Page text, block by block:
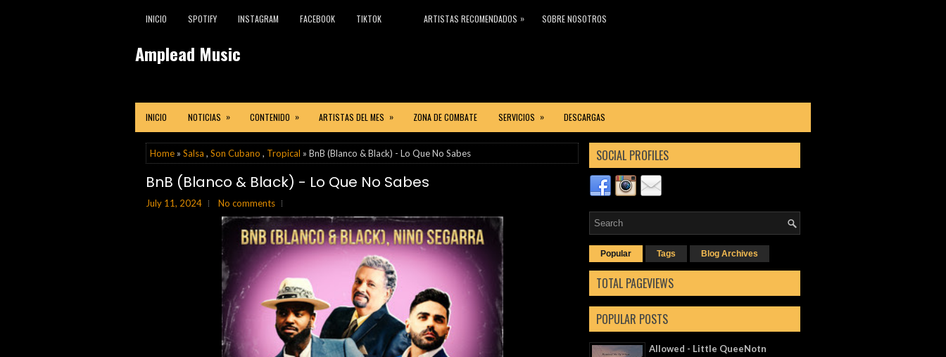
INICIO SPOTIFY INSTAGRAM FACEBOOK TIKTOK ARTISTAS RECOMENDADOS » SOBRE NOSOTROS
Amplead Music
INICIO NOTICIAS » CONTENIDO » ARTISTAS DEL MES » ZONA DE COMBATE SERVICIOS » DESCARGAS
Home » Salsa , Son Cubano , Tropical » BnB (Blanco & Black) - Lo Que No Sabes
BnB (Blanco & Black) - Lo Que No Sabes
July 11, 2024 No comments
SOCIAL PROFILES
Popular Tags Blog Archives
TOTAL PAGEVIEWS
POPULAR POSTS
Allowed - Little QueeNotn